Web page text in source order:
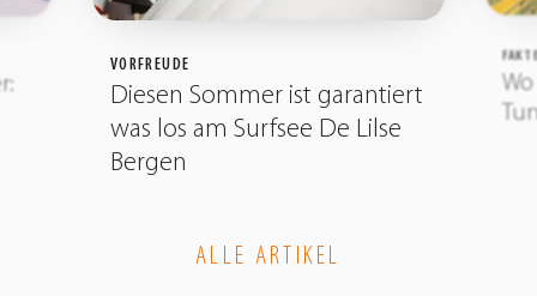
VORFREUDE
Diesen Sommer ist garantiert
was los am Surfsee De Lilse
Bergen
ALLE ARTIKEL